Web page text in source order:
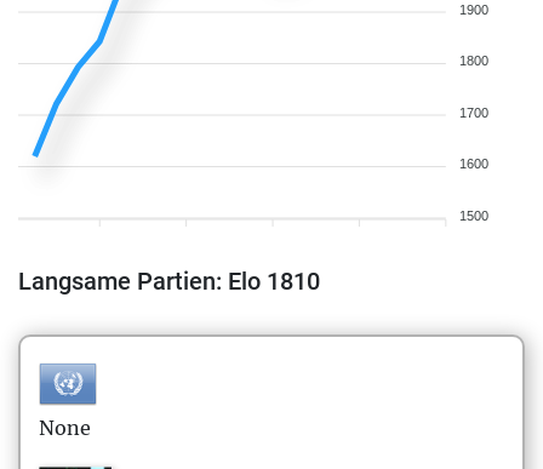
1900
1800
1700
1600
1500
Langsame Partien: Elo 1810
None